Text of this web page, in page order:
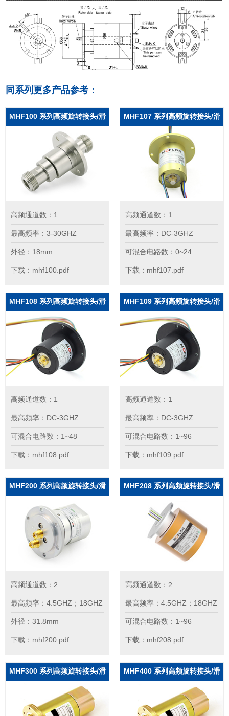
同系列更多产品参考：
MHF100 系列高频旋转接头/滑
环
高频通道数：1
最高频率：3-30GHZ
外径：18mm
下载：mhf100.pdf
MHF107 系列高频旋转接头/滑
环
高频通道数：1
最高频率：DC-3GHZ
可混合电路数：0~24
下载：mhf107.pdf
MHF108 系列高频旋转接头/滑
环
高频通道数：1
最高频率：DC-3GHZ
可混合电路数：1~48
下载：mhf108.pdf
MHF109 系列高频旋转接头/滑
环
高频通道数：1
最高频率：DC-3GHZ
可混合电路数：1~96
下载：mhf109.pdf
MHF200 系列高频旋转接头/滑
高频通道数：2
最高频率：4.5GHZ；18GHZ
外径：31.8mm
下载：mhf200.pdf
MHF208 系列高频旋转接头/滑
环
高频通道数：2
最高频率：4.5GHZ；18GHZ
可混合电路数：1~96
下载：mhf208.pdf
MHF300 系列高频旋转接头/滑
MHF400 系列高频旋转接头/滑